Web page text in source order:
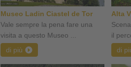
Museo Ladin Ciastel de Tor
Vale sempre la pena fare una
visita a questo Museo ...
di più
Alta
il
di